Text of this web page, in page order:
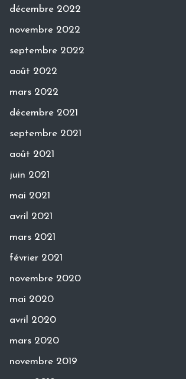
décembre 2022
novembre 2022
septembre 2022
août 2022
mars 2022
décembre 2021
septembre 2021
août 2021
juin 2021
mai 2021
avril 2021
mars 2021
février 2021
novembre 2020
mai 2020
avril 2020
mars 2020
novembre 2019